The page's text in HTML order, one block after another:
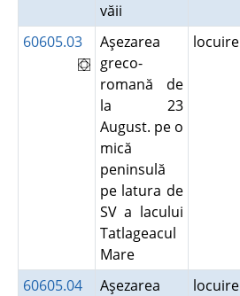
văii
60605.03
Aşezarea
greco-
romană de
la 23
August. pe o
mică
peninsulă
pe latura de
SV a lacului
Tatlageacul
Mare
locuire
60605.04
Aşezarea
locuire